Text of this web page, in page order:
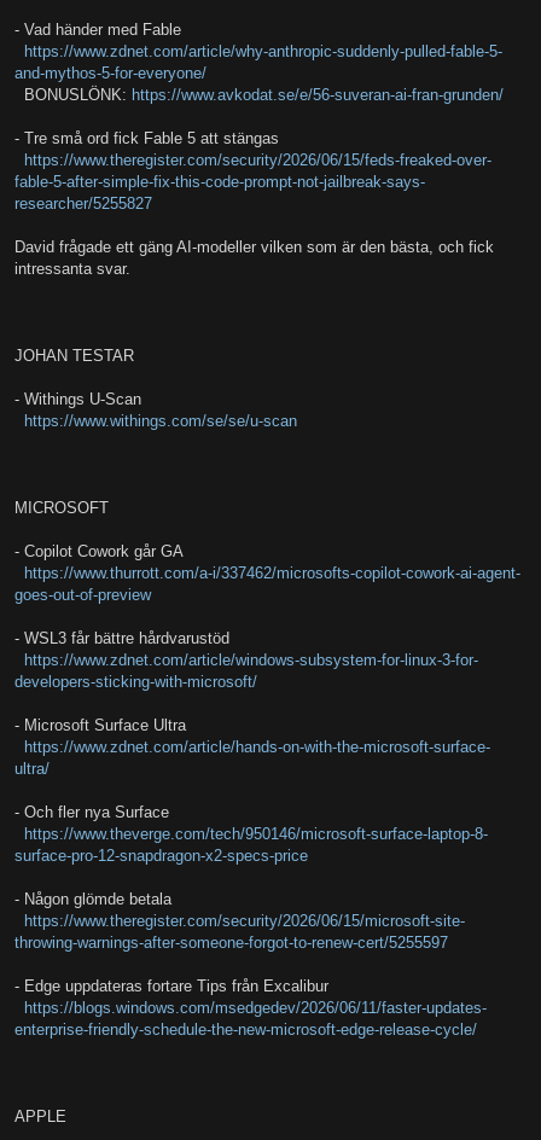
- Vad händer med Fable
https://www.zdnet.com/article/why-anthropic-suddenly-pulled-fable-5-
and-mythos-5-for-everyone/
BONUSLÖNK: https://www.avkodat.se/e/56-suveran-ai-fran-grunden/
- Tre små ord fick Fable 5 att stängas
https://www.theregister.com/security/2026/06/15/feds-freaked-over-
fable-5-after-simple-fix-this-code-prompt-not-jailbreak-says-
researcher/5255827
David frågade ett gäng AI-modeller vilken som är den bästa, och fick
intressanta svar.
JOHAN TESTAR
- Withings U-Scan
https://www.withings.com/se/se/u-scan
MICROSOFT
- Copilot Cowork går GA
https://www.thurrott.com/a-i/337462/microsofts-copilot-cowork-ai-agent-
goes-out-of-preview
- WSL3 får bättre hårdvarustöd
https://www.zdnet.com/article/windows-subsystem-for-linux-3-for-
developers-sticking-with-microsoft/
- Microsoft Surface Ultra
https://www.zdnet.com/article/hands-on-with-the-microsoft-surface-
ultra/
- Och fler nya Surface
https://www.theverge.com/tech/950146/microsoft-surface-laptop-8-
surface-pro-12-snapdragon-x2-specs-price
- Någon glömde betala
https://www.theregister.com/security/2026/06/15/microsoft-site-
throwing-warnings-after-someone-forgot-to-renew-cert/5255597
- Edge uppdateras fortare Tips från Excalibur
https://blogs.windows.com/msedgedev/2026/06/11/faster-updates-
enterprise-friendly-schedule-the-new-microsoft-edge-release-cycle/
APPLE